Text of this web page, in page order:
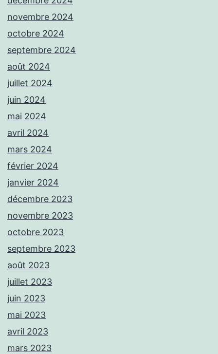
novembre 2024
octobre 2024
septembre 2024
août 2024
juillet 2024
juin 2024
mai 2024
avril 2024
mars 2024
février 2024
janvier 2024
décembre 2023
novembre 2023
octobre 2023
septembre 2023
août 2023
juillet 2023
juin 2023
mai 2023
avril 2023
mars 2023